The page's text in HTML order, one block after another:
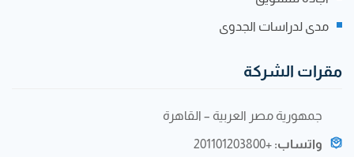
مدى لدراسات الجدوى
مقرات الشركة
جمهورية مصر العربية – القاهرة
واتساب: +201101203800